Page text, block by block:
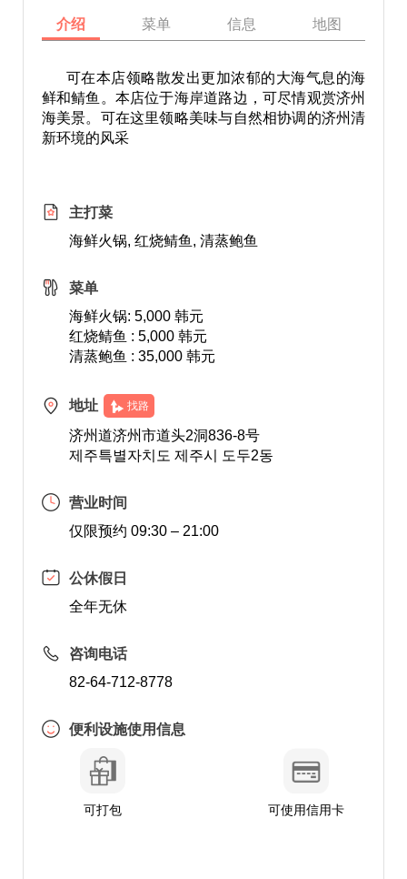
介绍 菜单 信息 地图
可在本店领略散发出更加浓郁的大海气息的海
鲜和鲭鱼。本店位于海岸道路边，可尽情观赏济州
海美景。可在这里领略美味与自然相协调的济州清
新环境的风采
主打菜
海鲜火锅, 红烧鲭鱼, 清蒸鲍鱼
菜单
海鲜火锅: 5,000 韩元
红烧鲭鱼 : 5,000 韩元
清蒸鲍鱼 : 35,000 韩元
地址 找路
济州道济州市道头2洞836-8号
제주특별자치도 제주시 도두2동
营业时间
仅限预约 09:30 – 21:00
公休假日
全年无休
咨询电话
82-64-712-8778
便利设施使用信息
可打包 可使用信用卡